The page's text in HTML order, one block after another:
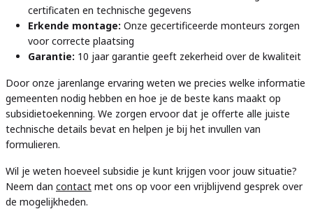
certificaten en technische gegevens
Erkende montage: Onze gecertificeerde monteurs zorgen
voor correcte plaatsing
Garantie: 10 jaar garantie geeft zekerheid over de kwaliteit
Door onze jarenlange ervaring weten we precies welke informatie
gemeenten nodig hebben en hoe je de beste kans maakt op
subsidietoekenning. We zorgen ervoor dat je offerte alle juiste
technische details bevat en helpen je bij het invullen van
formulieren.
Wil je weten hoeveel subsidie je kunt krijgen voor jouw situatie?
Neem dan contact met ons op voor een vrijblijvend gesprek over
de mogelijkheden.